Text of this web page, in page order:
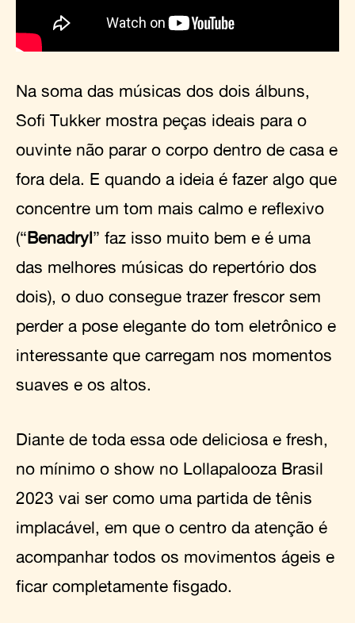
Na soma das músicas dos dois álbuns,
Sofi Tukker mostra peças ideais para o
ouvinte não parar o corpo dentro de casa e
fora dela. E quando a ideia é fazer algo que
concentre um tom mais calmo e reflexivo
(“Benadryl” faz isso muito bem e é uma
das melhores músicas do repertório dos
dois), o duo consegue trazer frescor sem
perder a pose elegante do tom eletrônico e
interessante que carregam nos momentos
suaves e os altos.
Diante de toda essa ode deliciosa e fresh,
no mínimo o show no Lollapalooza Brasil
2023 vai ser como uma partida de tênis
implacável, em que o centro da atenção é
acompanhar todos os movimentos ágeis e
ficar completamente fisgado.